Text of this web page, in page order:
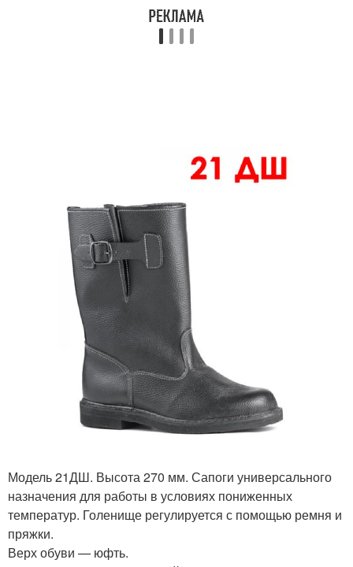
Модель 21ДШ. Высота 270 мм. Сапоги универсального
назначения для работы в условиях пониженных
температур. Голенище регулируется с помощью ремня и
пряжки.
Верх обуви — юфть.